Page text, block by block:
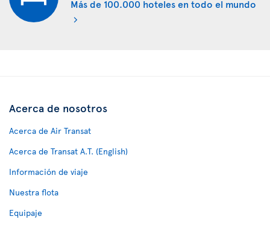
Más de 100.000 hoteles en todo el mundo
Acerca de nosotros
Acerca de Air Transat
Acerca de Transat A.T. (English)
Información de viaje
Nuestra flota
Equipaje